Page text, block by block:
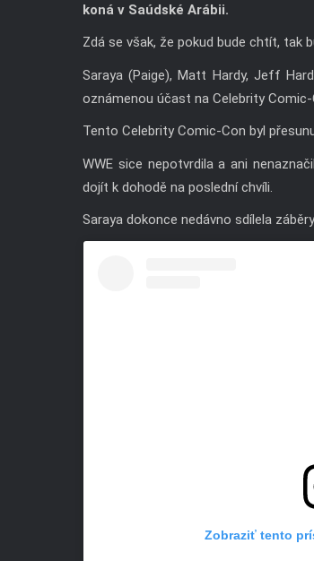
koná v Saúdské Arábii.
Zdá se však, že pokud bude chtít, tak
Saraya (Paige), Matt Hardy, Jeff
oznámenou účast na Celebrity Comic-
Tento Celebrity Comic-Con byl
WWE sice nepotvrdila a ani
dojít k dohodě na poslední chvíli.
Saraya dokonce nedávno sdílela
Zobraziť tento